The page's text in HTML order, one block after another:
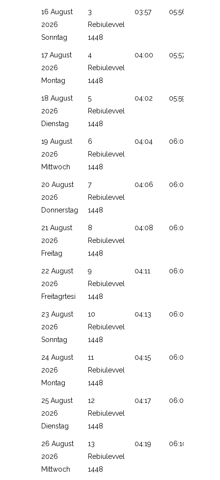
16 August
2026
Sonntag
3
Rebiulevvel
1448
03:57 05:56
17 August
2026
Montag
4
Rebiulevvel
1448
04:00 05:57
18 August
2026
Dienstag
5
Rebiulevvel
1448
04:02 05:59
19 August
2026
Mittwoch
6
Rebiulevvel
1448
04:04 06:00
20 August
2026
Donnerstag
7
Rebiulevvel
1448
04:06 06:01
21 August
2026
Freitag
8
Rebiulevvel
1448
04:08 06:03
22 August
2026
Freitagrtesi
9
Rebiulevvel
1448
04:11 06:04
23 August
2026
Sonntag
10
Rebiulevvel
1448
04:13 06:05
24 August
2026
Montag
11
Rebiulevvel
1448
04:15 06:07
25 August
2026
Dienstag
12
Rebiulevvel
1448
04:17 06:08
26 August
2026
Mittwoch
13
Rebiulevvel
1448
04:19 06:10